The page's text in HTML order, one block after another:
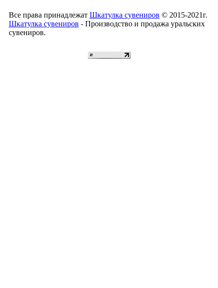
Все права принадлежат Шкатулка сувениров © 2015-2021г.
Шкатулка сувениров - Производство и продажа уральских
сувениров.